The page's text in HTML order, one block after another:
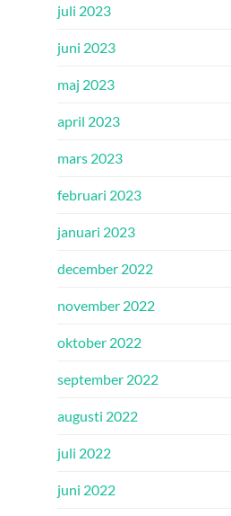
juli 2023
juni 2023
maj 2023
april 2023
mars 2023
februari 2023
januari 2023
december 2022
november 2022
oktober 2022
september 2022
augusti 2022
juli 2022
juni 2022